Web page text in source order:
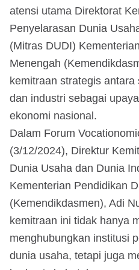
atensi utama Direktorat
Penyelarasan Dunia
(Mitras DUDI)
Menengah
kemitraan strategis
dan industri sebagai
ekonomi nasional.
Dalam Forum
(3/12/2024), Direktur
Dunia Usaha dan Dunia
Kementerian Pendidikan
(Kemendikdasmen), Adi
kemitraan ini tidak hanya
menghubungkan institusi
dunia usaha, tetapi juga